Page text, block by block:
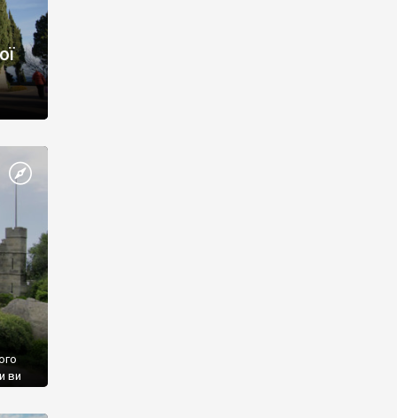
ви